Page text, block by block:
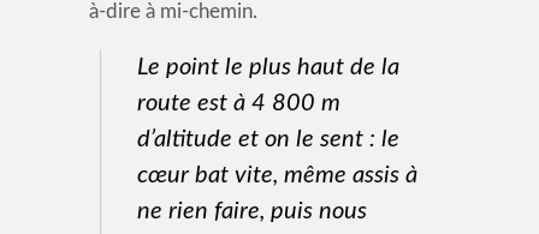
à-dire à mi-chemin.
Le point le plus haut de la
route est à 4 800 m
d’altitude et on le sent : le
cœur bat vite, même assis à
ne rien faire, puis nous